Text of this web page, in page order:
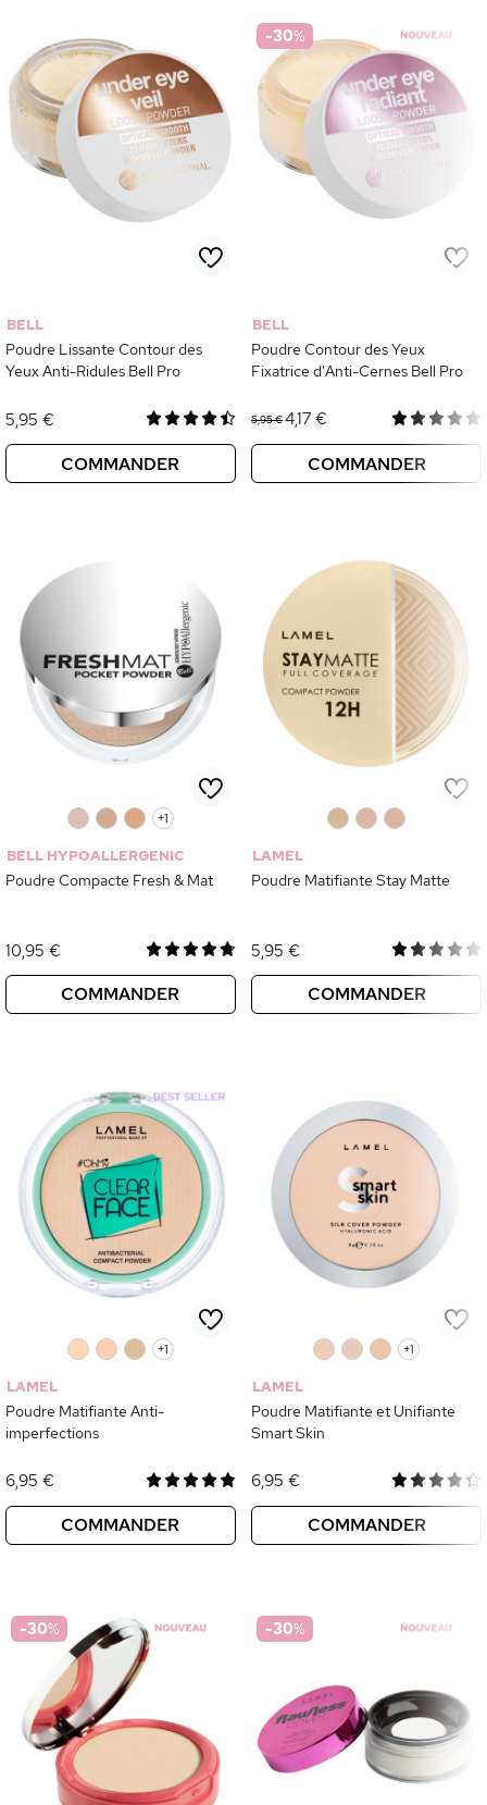
BELL
Poudre Lissante Contour des
Yeux Anti-Ridules Bell Pro
5,95 €
COMMANDER
-30%
BELL
Poudre Contour des Yeux
Fixatrice d'Anti-Cernes Bell Pro
5,95 €4,17 €
COMMANDER
+1
BELL HYPOALLERGENIC
Poudre Compacte Fresh & Mat
10,95 €
COMMANDER
LAMEL
Poudre Matifiante Stay Matte
5,95 €
COMMANDER
+1
LAMEL
Poudre Matifiante Anti-
imperfections
6,95 €
COMMANDER
+1
LAMEL
Poudre Matifiante et Unifiante
Smart Skin
6,95 €
COMMANDER
-30% -30%